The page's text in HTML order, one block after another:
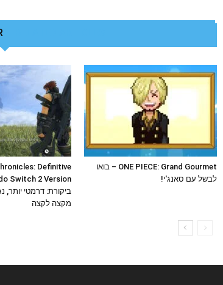
Definitive
Switch 2 Version
ביקורת: דרמטי יותר,
מקצה לקצה
ONE PIECE: Grand Gourmet – בואו
לבשל עם סאנג'י!